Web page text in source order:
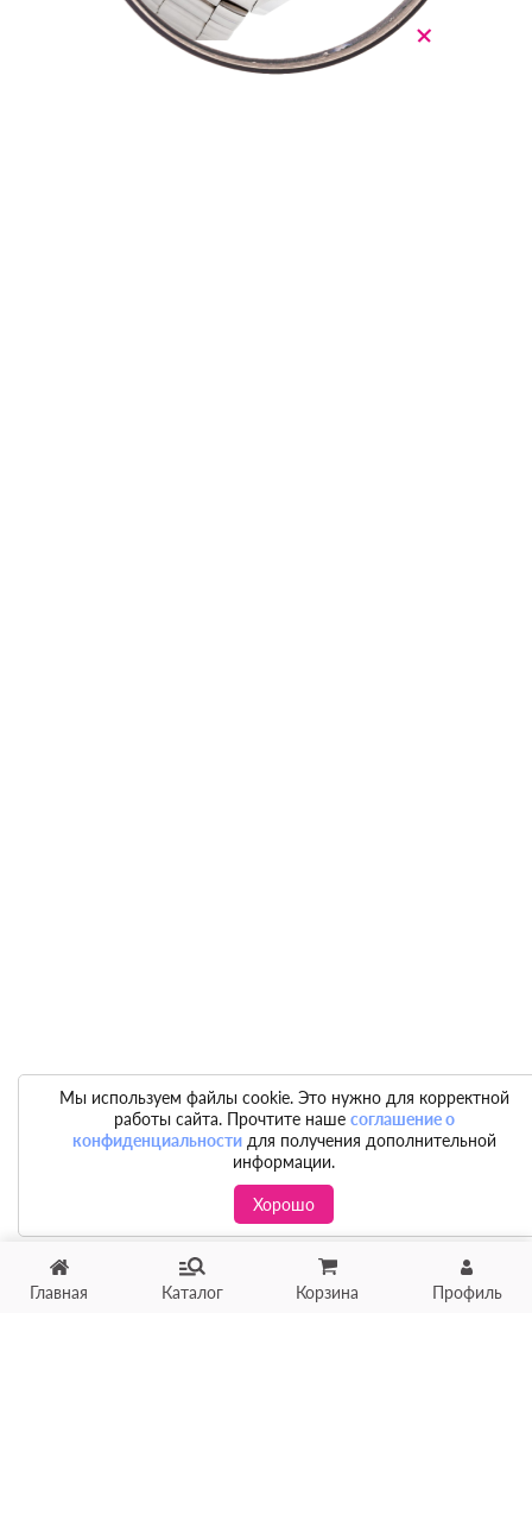
Главная Каталог Корзина Профиль
Мы используем файлы cookie. Это нужно для корректной
работы сайта. Прочтите наше соглашение о
конфиденциальностидля получения дополнительной
информации.
Хорошо